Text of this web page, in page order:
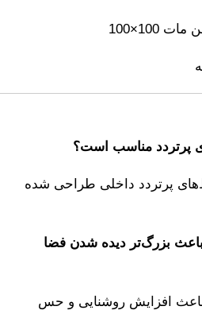
پرتردد مناسب است؟
پرتردد داخلی طراحی شده
بزرگ‌تر دیده شدن فضا
افزایش روشنایی و حس